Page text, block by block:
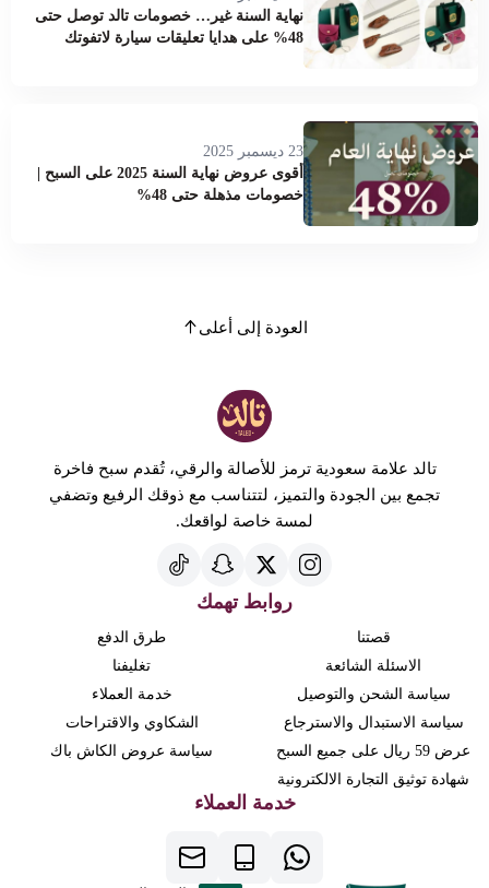
نهاية السنة غير… خصومات تالد توصل حتى
48% على هدايا تعليقات سيارة لاتفوتك
23 ديسمبر 2025
أقوى عروض نهاية السنة 2025 على السبح |
خصومات مذهلة حتى 48%
العودة إلى أعلى
تالد علامة سعودية ترمز للأصالة والرقي، تُقدم سبح فاخرة
تجمع بين الجودة والتميز، لتتناسب مع ذوقك الرفيع وتضفي
لمسة خاصة لواقعك.
روابط تهمك
قصتنا
الاسئلة الشائعة
سياسة الشحن والتوصيل
سياسة الاستبدال والاسترجاع
عرض 59 ريال على جميع السبح
شهادة توثيق التجارة الالكترونية
طرق الدفع
تغليفنا
خدمة العملاء
الشكاوي والاقتراحات
سياسة عروض الكاش باك
خدمة العملاء